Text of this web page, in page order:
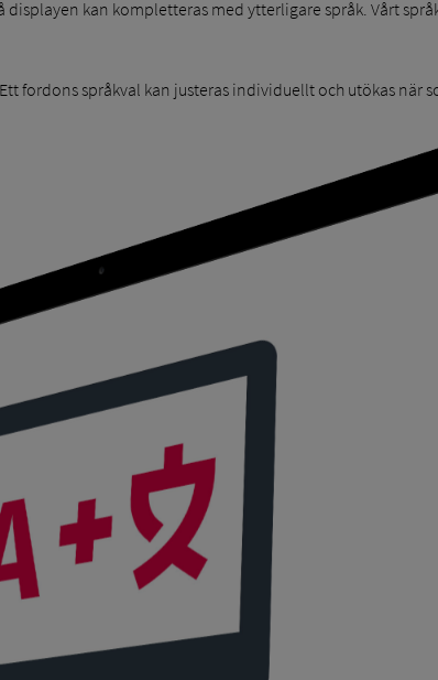
displayen kan kompletteras med ytterligare språk. Vårt
fordons språkval kan justeras individuellt och utökas när